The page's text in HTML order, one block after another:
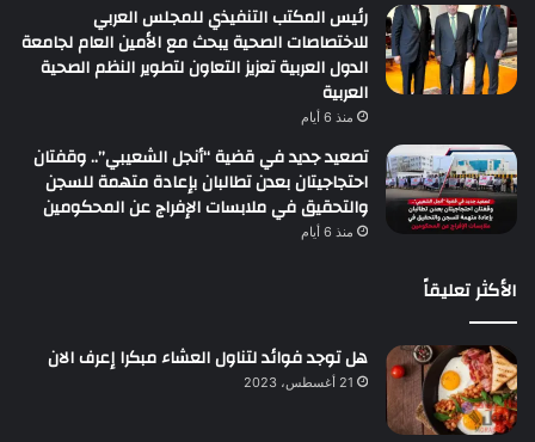
رئيس المكتب التنفيذي للمجلس العربي
للاختصاصات الصحية يبحث مع الأمين العام لجامعة
الدول العربية تعزيز التعاون لتطوير النظم الصحية
العربية
منذ 6 أيام
تصعيد جديد في قضية “أنجل الشعيبي”.. وقفتان
احتجاجيتان بعدن تطالبان بإعادة متهمة للسجن
والتحقيق في ملابسات الإفراج عن المحكومين
منذ 6 أيام
الأكثر تعليقاً
هل توجد فوائد لتناول العشاء مبكرا إعرف الان
21 أغسطس، 2023